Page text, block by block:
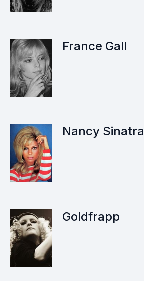
France Gall
Nancy Sinatra
Goldfrapp